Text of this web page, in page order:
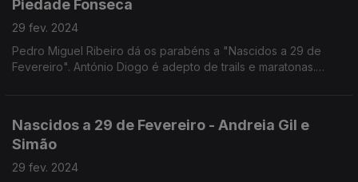
Piedade Fonseca
29 fev. 2024
Pedro Miguel Ribeiro dá os parabéns a "Nascidos a 29 de
Fevereiro". António Diogo é adepto de trails e maratonas.
Nascidos a 29 de Fevereiro - Andreia Gil e
Simão
29 fev. 2024